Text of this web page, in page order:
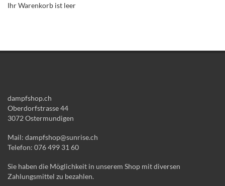
Ihr Warenkorb ist leer
dampfshop.ch
Oberdorfstrasse 44
3072 Ostermundigen
Mail: dampfshop@sunrise.ch
Telefon: 076 499 31 60
Sie haben die Möglichkeit in unserem Shop mit diversen
Zahlungsmittel zu bezahlen.